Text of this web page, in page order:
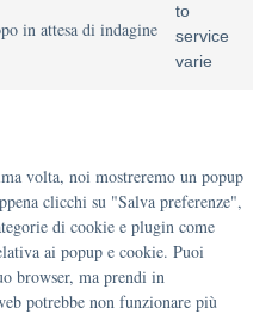
in attesa di indagine
to
service
varie
volta, noi mostreremo un popup
clicchi su "Salva preferenze",
di cookie e plugin come
ai popup e cookie. Puoi
browser, ma prendi in
potrebbe non funzionare più